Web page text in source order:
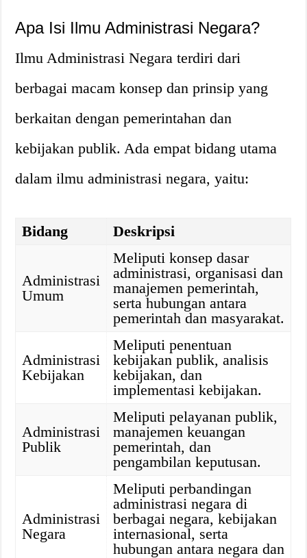
Apa Isi Ilmu Administrasi Negara?
Ilmu Administrasi Negara terdiri dari
berbagai macam konsep dan prinsip yang
berkaitan dengan pemerintahan dan
kebijakan publik. Ada empat bidang utama
dalam ilmu administrasi negara, yaitu:
Bidang Deskripsi
Administrasi
Umum
Meliputi konsep dasar
administrasi, organisasi dan
manajemen pemerintah,
serta hubungan antara
pemerintah dan masyarakat.
Administrasi
Kebijakan
Meliputi penentuan
kebijakan publik, analisis
kebijakan, dan
implementasi kebijakan.
Administrasi
Publik
Meliputi pelayanan publik,
manajemen keuangan
pemerintah, dan
pengambilan keputusan.
Administrasi
Negara
Meliputi perbandingan
administrasi negara di
berbagai negara, kebijakan
internasional, serta
hubungan antara negara dan